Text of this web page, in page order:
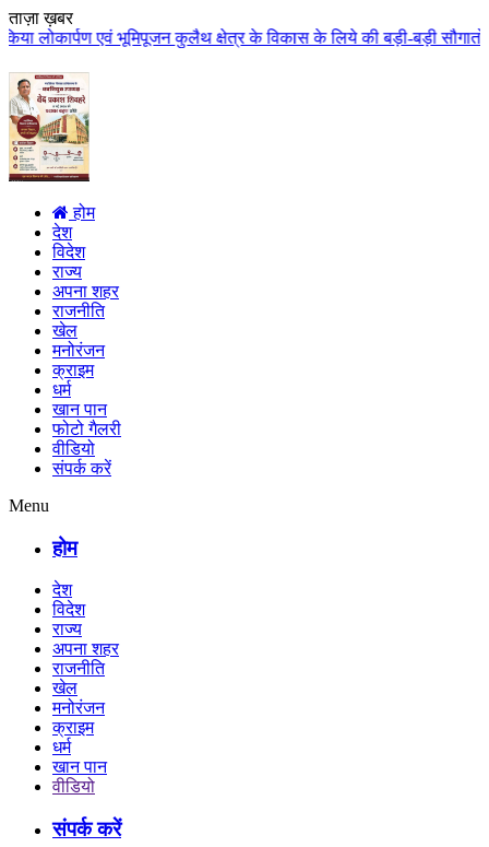
ताज़ा ख़बर
कुलैथ क्षेत्र के विकास के लिये की बड़ी-बड़ी सौगातों की घोषणा कुलैथ क्षेत्र
होम
देश
विदेश
राज्य
अपना शहर
राजनीति
खेल
मनोरंजन
क्राइम
धर्म
खान पान
फोटो गैलरी
वीडियो
संपर्क करें
Menu
होम
देश
विदेश
राज्य
अपना शहर
राजनीति
खेल
मनोरंजन
क्राइम
धर्म
खान पान
वीडियो
संपर्क करें